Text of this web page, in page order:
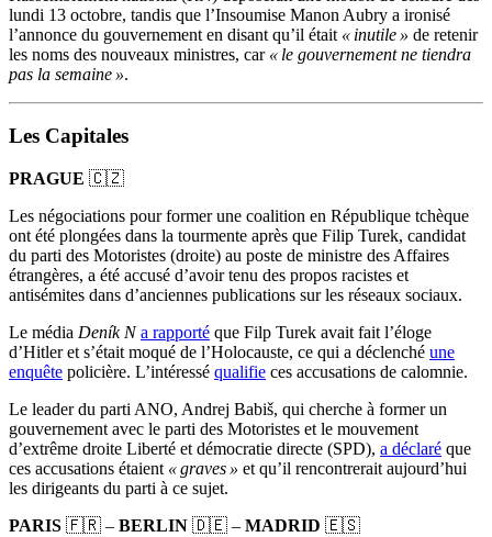
lundi 13 octobre, tandis que l’Insoumise Manon Aubry a ironisé
l’annonce du gouvernement en disant qu’il était « inutile » de retenir
les noms des nouveaux ministres, car « le gouvernement ne tiendra
pas la semaine ».
Les Capitales
PRAGUE 🇨🇿
Les négociations pour former une coalition en République tchèque
ont été plongées dans la tourmente après que Filip Turek, candidat
du parti des Motoristes (droite) au poste de ministre des Affaires
étrangères, a été accusé d’avoir tenu des propos racistes et
antisémites dans d’anciennes publications sur les réseaux sociaux.
Le média Deník N a rapporté que Filp Turek avait fait l’éloge
d’Hitler et s’était moqué de l’Holocauste, ce qui a déclenché une
enquête policière. L’intéressé qualifie ces accusations de calomnie.
Le leader du parti ANO, Andrej Babiš, qui cherche à former un
gouvernement avec le parti des Motoristes et le mouvement
d’extrême droite Liberté et démocratie directe (SPD), a déclaré que
ces accusations étaient « graves » et qu’il rencontrerait aujourd’hui
les dirigeants du parti à ce sujet.
PARIS 🇫🇷 – BERLIN 🇩🇪 – MADRID 🇪🇸